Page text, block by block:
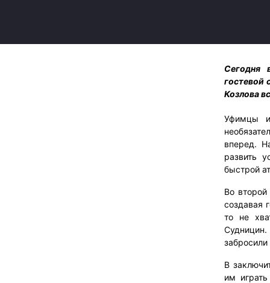
Сегодня
гостевой
Козлова
Уфимцы
вперед.
развить
быстрой
Во
создавая
то не
Судницин.
В
им